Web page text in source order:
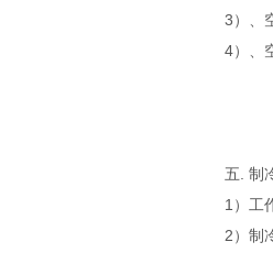
3）、
4）、
五. 制
1）工
2）制